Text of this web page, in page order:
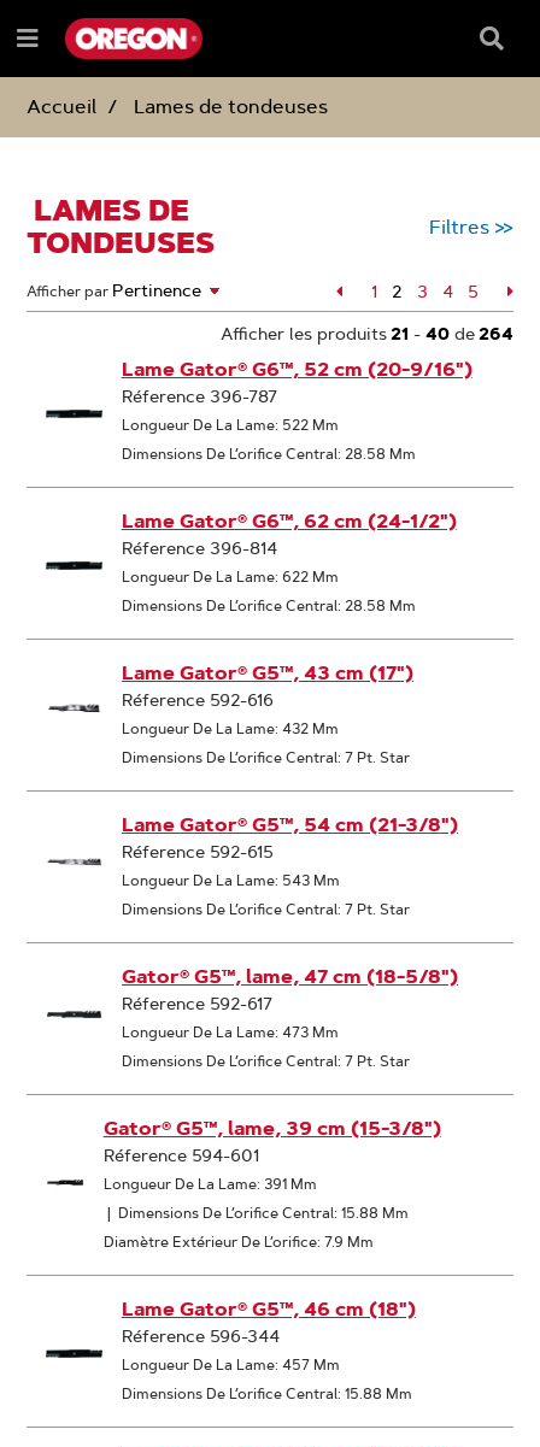
PASSER
AU
CONTENU
PASSER
AU
DE
NAVIGATION
Menu
Barre
de
Accueil
Lames de tondeuses
LAMES DE
TONDEUSES
Filtres >>
Afficher par
Page
Page
1 2 Page
3 Page
4 Page
5
Afficher les produits21 - 40de264
Lame Gator® G6™, 52 cm (20-9/16")
Réference 396-787
Longueur De La Lame: 522 Mm
Dimensions De L’orifice Central: 28.58 Mm
Lame Gator® G6™, 62 cm (24-1/2")
Réference 396-814
Longueur De La Lame: 622 Mm
Dimensions De L’orifice Central: 28.58 Mm
Lame Gator® G5™, 43 cm (17")
Réference 592-616
Longueur De La Lame: 432 Mm
Dimensions De L’orifice Central: 7 Pt. Star
Lame Gator® G5™, 54 cm (21-3/8")
Réference 592-615
Longueur De La Lame: 543 Mm
Dimensions De L’orifice Central: 7 Pt. Star
Gator® G5™, lame, 47 cm (18-5/8")
Réference 592-617
Longueur De La Lame: 473 Mm
Dimensions De L’orifice Central: 7 Pt. Star
Gator® G5™, lame, 39 cm (15-3/8")
Réference 594-601
Longueur De La Lame: 391 Mm
| Dimensions De L’orifice Central: 15.88 Mm
Diamètre Extérieur De L’orifice: 7.9 Mm
Lame Gator® G5™, 46 cm (18")
Réference 596-344
Longueur De La Lame: 457 Mm
Dimensions De L’orifice Central: 15.88 Mm